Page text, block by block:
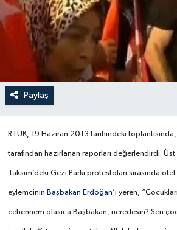
Paylaş
RTÜK, 19 Haziran 2013 tarihindeki
tarafından hazırlanan raporları değerlendirdi. Üst
Taksim’deki Gezi Parkı protestoları sırasında
eylemcinin Başbakan Erdoğan’ı yeren,
cehennem olasıca Başbakan, neredesin? Sen